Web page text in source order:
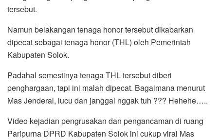
tersebut.
Namun belakangan tenaga honor tersebut dikabarkan
dipecat sebagai tenaga honor (THL) oleh Pemerintah
Kabupaten Solok.
Padahal semestinya tenaga THL tersebut diberi
penghargaan, tapi ini malah dipecat. Bagaimana menurut
Mas Jenderal, lucu dan janggal nggak tuh ??? Hehehe…..
Video kejadian pengrusakan dan pengancaman di ruang
Paripurna DPRD Kabupaten Solok ini cukup viral Mas